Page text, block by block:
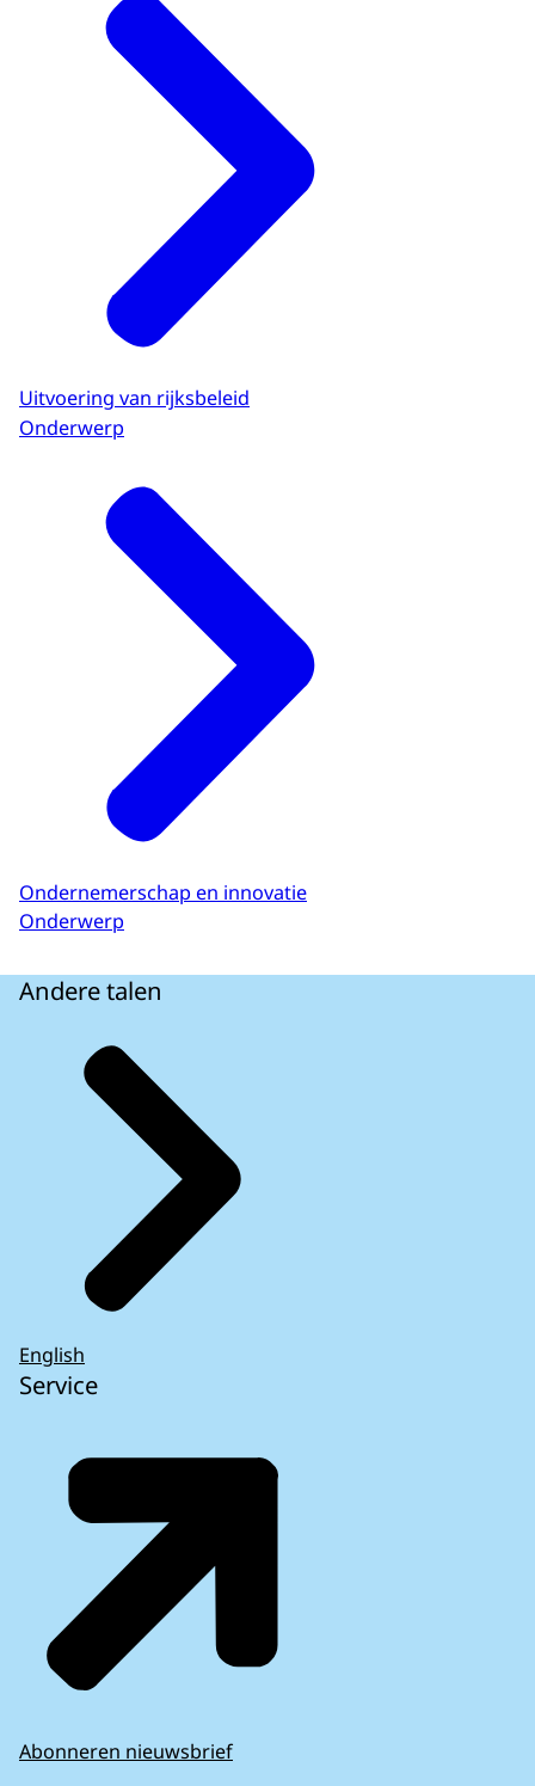
Uitvoering van rijksbeleid
Onderwerp
Ondernemerschap en innovatie
Onderwerp
Andere talen
English
Service
Abonneren nieuwsbrief